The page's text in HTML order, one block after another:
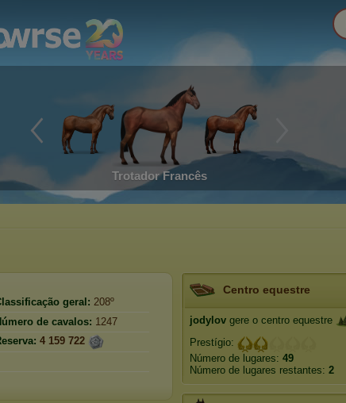
Trotador Francês
geral: 208º
de cavalos: 1247
4 159 722
Centro equestre
jodylov gere o centro equestre
Prestígio:
Número de lugares: 49
Número de lugares restantes: 2